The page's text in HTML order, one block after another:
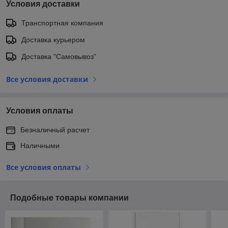
Условия доставки
Транспортная компания
Доставка курьером
Доставка "Самовывоз"
Все условия доставки
Условия оплаты
Безналичный расчет
Наличными
Все условия оплаты
Подобные товары компании